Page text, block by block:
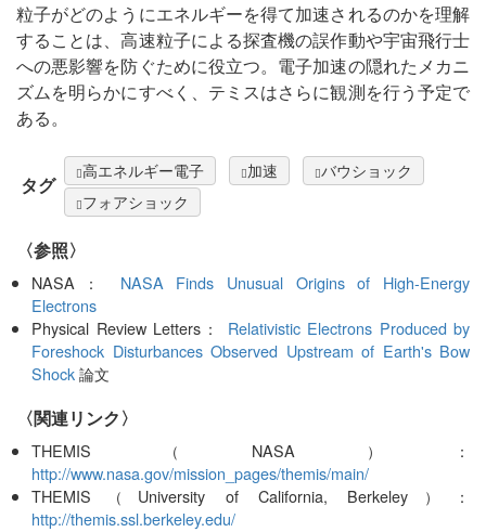
粒子がどのようにエネルギーを得て加速されるのかを理解
することは、高速粒子による探査機の誤作動や宇宙飛行士
への悪影響を防ぐために役立つ。電子加速の隠れたメカニ
ズムを明らかにすべく、テミスはさらに観測を行う予定で
ある。
タグ
高エネルギー電子 加速
バウショック
フォアショック
〈参照〉
NASA： NASA Finds Unusual Origins of High-Energy
Electrons
Physical Review Letters： Relativistic Electrons Produced by
Foreshock Disturbances Observed Upstream of Earth's Bow
Shock論文
〈関連リンク〉
THEMIS（NASA）：
http://www.nasa.gov/mission_pages/themis/main/
THEMIS（University of California, Berkeley）：
http://themis.ssl.berkeley.edu/